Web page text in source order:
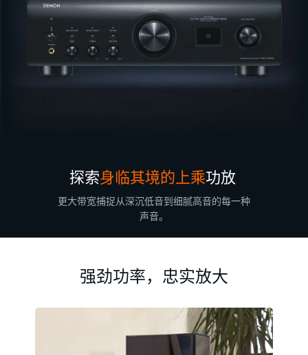
探索身临其境的上乘功放
更大带宽捕捉从深沉低音到细腻高音的每一种
声音。
强劲功率，忠实放大